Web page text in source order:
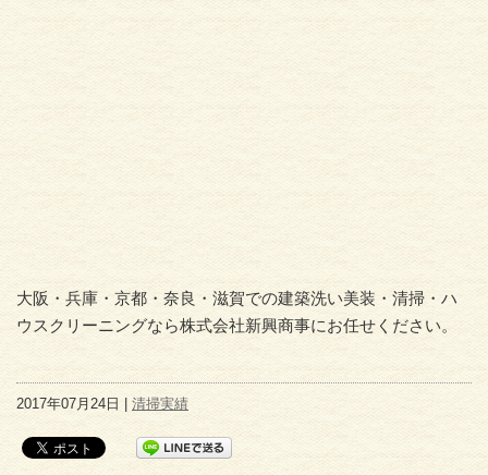
大阪・兵庫・京都・奈良・滋賀での建築洗い美装・清掃・ハ
ウスクリーニングなら株式会社新興商事にお任せください。
2017年07月24日 | 清掃実績